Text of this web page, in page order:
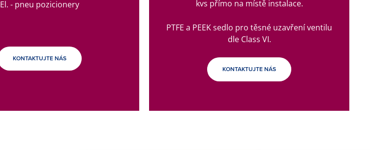
El. - pneu pozicionery
KONTAKTUJTE NÁS
kvs přímo na místě instalace.
PTFE a PEEK sedlo pro těsné uzavření ventilu
dle Class VI.
KONTAKTUJTE NÁS